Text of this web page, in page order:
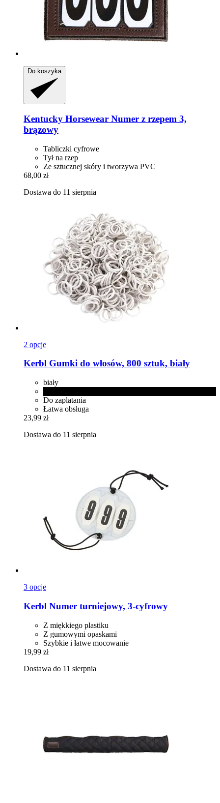
Do koszyka
Kentucky Horsewear Numer z rzepem 3,
brązowy
Tabliczki cyfrowe
Tył na rzep
Ze sztucznej skóry i tworzywa PVC
68,00 zł
Dostawa do 11 sierpnia
2 opcje
Kerbl Gumki do włosów, 800 sztuk, biały
biały
Do zaplatania
Łatwa obsługa
23,99 zł
Dostawa do 11 sierpnia
3 opcje
Kerbl Numer turniejowy, 3-​cyfrowy
Z miękkiego plastiku
Z gumowymi opaskami
Szybkie i łatwe mocowanie
19,99 zł
Dostawa do 11 sierpnia